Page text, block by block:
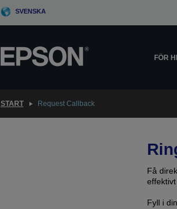
SVENSKA
FÖR
START Request Callback
Få
Fyll i